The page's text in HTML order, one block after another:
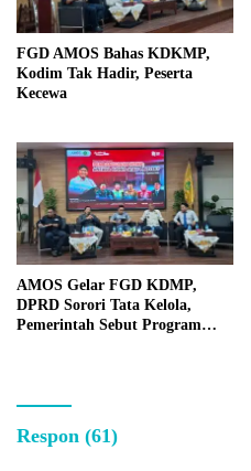
FGD AMOS Bahas KDKMP,
Kodim Tak Hadir, Peserta
Kecewa
AMOS Gelar FGD KDMP,
DPRD Sorori Tata Kelola,
Pemerintah Sebut Program
Respon (61)